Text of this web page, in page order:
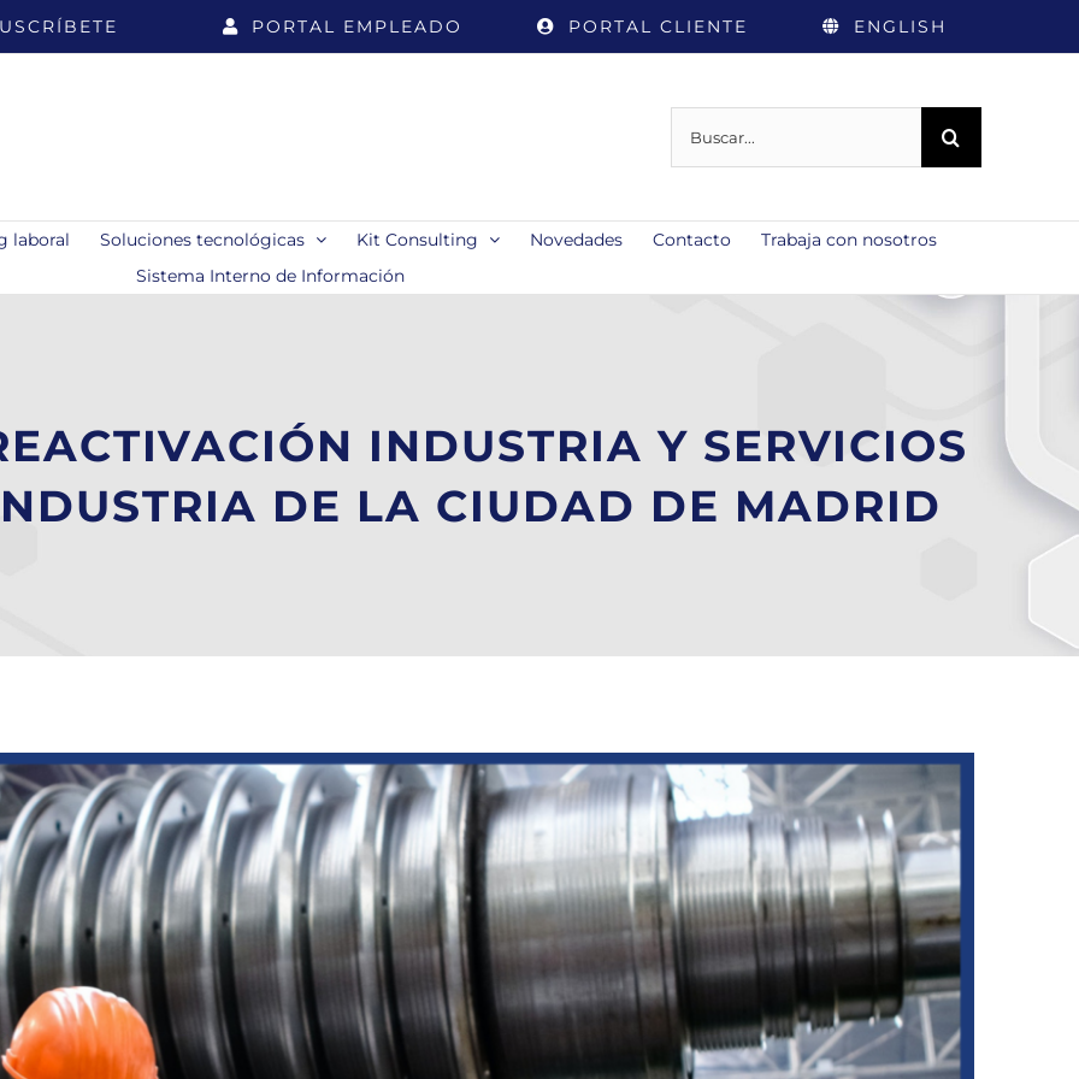
PORTAL EMPLEADO PORTAL CLIENTE ENGLISH
laboral Soluciones tecnológicas Kit Consulting Novedades Contacto
Trabaja con nosotros
Sistema Interno de Información
INDUSTRIA Y SERVICIOS
DE LA CIUDAD DE MADRID